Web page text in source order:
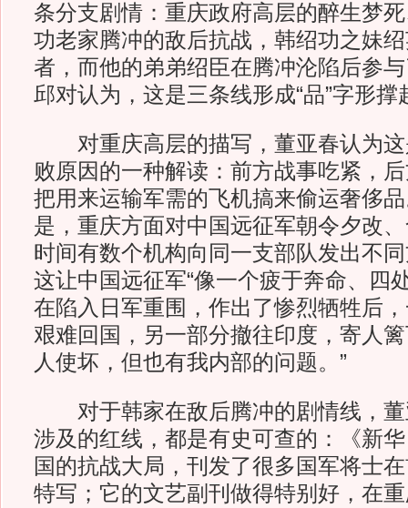
条分支剧情：重庆政府高层的醉生梦
功老家腾冲的敌后抗战，韩绍功之妹
者，而他的弟弟绍臣在腾冲沦陷后参
邱对认为，这是三条线形成“品”字形撑
对重庆高层的描写，董亚春认为这
败原因的一种解读：前方战事吃紧，后
把用来运输军需的飞机搞来偷运奢侈
是，重庆方面对中国远征军朝令夕改
时间有数个机构向同一支部队发出不
这让中国远征军“像一个疲于奔命、四
在陷入日军重围，作出了惨烈牺牲后
艰难回国，另一部分撤往印度，寄人
人使坏，但也有我内部的问题。”
对于韩家在敌后腾冲的剧情线，董
涉及的红线，都是有史可查的：《新
国的抗战大局，刊发了很多国军将士
特写；它的文艺副刊做得特别好，在